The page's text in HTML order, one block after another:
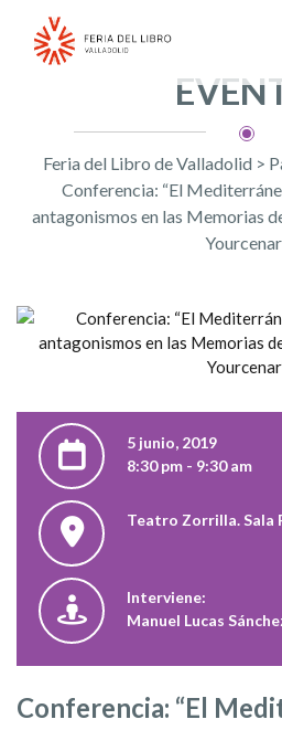
Feria del Libro de Valladolid >
Conferencia: “El
antagonismos en las Memorias
5 junio, 2019
8:30 pm - 9:30 am
Teatro Zorrilla. Sala
Interviene:
Manuel Lucas
Conferencia: “El